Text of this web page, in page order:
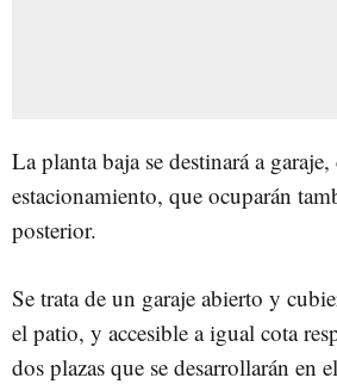
La planta baja se destinará a
estacionamiento, que ocuparán
posterior.
Se trata de un garaje abierto y
el patio, y accesible a igual cota
dos plazas que se desarrollarán en